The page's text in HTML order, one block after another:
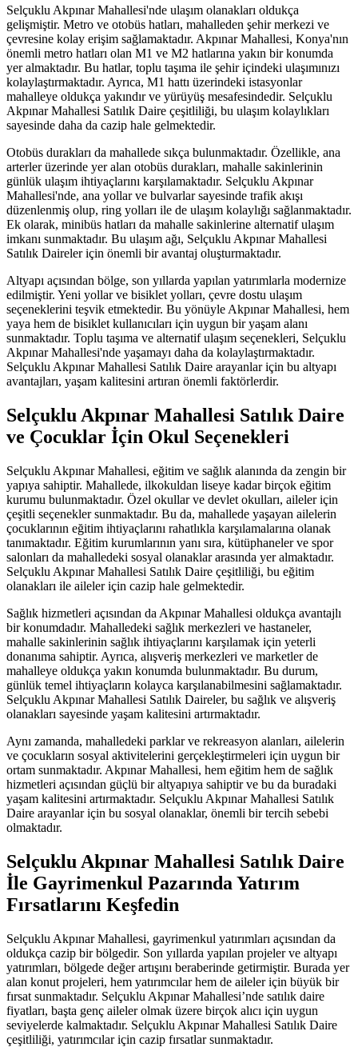
Selçuklu Akpınar Mahallesi'nde ulaşım olanakları oldukça
gelişmiştir. Metro ve otobüs hatları, mahalleden şehir merkezi ve
çevresine kolay erişim sağlamaktadır. Akpınar Mahallesi, Konya'nın
önemli metro hatları olan M1 ve M2 hatlarına yakın bir konumda
yer almaktadır. Bu hatlar, toplu taşıma ile şehir içindeki ulaşımınızı
kolaylaştırmaktadır. Ayrıca, M1 hattı üzerindeki istasyonlar
mahalleye oldukça yakındır ve yürüyüş mesafesindedir. Selçuklu
Akpınar Mahallesi Satılık Daire çeşitliliği, bu ulaşım kolaylıkları
sayesinde daha da cazip hale gelmektedir.
Otobüs durakları da mahallede sıkça bulunmaktadır. Özellikle, ana
arterler üzerinde yer alan otobüs durakları, mahalle sakinlerinin
günlük ulaşım ihtiyaçlarını karşılamaktadır. Selçuklu Akpınar
Mahallesi'nde, ana yollar ve bulvarlar sayesinde trafik akışı
düzenlenmiş olup, ring yolları ile de ulaşım kolaylığı sağlanmaktadır.
Ek olarak, minibüs hatları da mahalle sakinlerine alternatif ulaşım
imkanı sunmaktadır. Bu ulaşım ağı, Selçuklu Akpınar Mahallesi
Satılık Daireler için önemli bir avantaj oluşturmaktadır.
Altyapı açısından bölge, son yıllarda yapılan yatırımlarla modernize
edilmiştir. Yeni yollar ve bisiklet yolları, çevre dostu ulaşım
seçeneklerini teşvik etmektedir. Bu yönüyle Akpınar Mahallesi, hem
yaya hem de bisiklet kullanıcıları için uygun bir yaşam alanı
sunmaktadır. Toplu taşıma ve alternatif ulaşım seçenekleri, Selçuklu
Akpınar Mahallesi'nde yaşamayı daha da kolaylaştırmaktadır.
Selçuklu Akpınar Mahallesi Satılık Daire arayanlar için bu altyapı
avantajları, yaşam kalitesini artıran önemli faktörlerdir.
Selçuklu Akpınar Mahallesi Satılık Daire
ve Çocuklar İçin Okul Seçenekleri
Selçuklu Akpınar Mahallesi, eğitim ve sağlık alanında da zengin bir
yapıya sahiptir. Mahallede, ilkokuldan liseye kadar birçok eğitim
kurumu bulunmaktadır. Özel okullar ve devlet okulları, aileler için
çeşitli seçenekler sunmaktadır. Bu da, mahallede yaşayan ailelerin
çocuklarının eğitim ihtiyaçlarını rahatlıkla karşılamalarına olanak
tanımaktadır. Eğitim kurumlarının yanı sıra, kütüphaneler ve spor
salonları da mahalledeki sosyal olanaklar arasında yer almaktadır.
Selçuklu Akpınar Mahallesi Satılık Daire çeşitliliği, bu eğitim
olanakları ile aileler için cazip hale gelmektedir.
Sağlık hizmetleri açısından da Akpınar Mahallesi oldukça avantajlı
bir konumdadır. Mahalledeki sağlık merkezleri ve hastaneler,
mahalle sakinlerinin sağlık ihtiyaçlarını karşılamak için yeterli
donanıma sahiptir. Ayrıca, alışveriş merkezleri ve marketler de
mahalleye oldukça yakın konumda bulunmaktadır. Bu durum,
günlük temel ihtiyaçların kolayca karşılanabilmesini sağlamaktadır.
Selçuklu Akpınar Mahallesi Satılık Daireler, bu sağlık ve alışveriş
olanakları sayesinde yaşam kalitesini artırmaktadır.
Aynı zamanda, mahalledeki parklar ve rekreasyon alanları, ailelerin
ve çocukların sosyal aktivitelerini gerçekleştirmeleri için uygun bir
ortam sunmaktadır. Akpınar Mahallesi, hem eğitim hem de sağlık
hizmetleri açısından güçlü bir altyapıya sahiptir ve bu da buradaki
yaşam kalitesini artırmaktadır. Selçuklu Akpınar Mahallesi Satılık
Daire arayanlar için bu sosyal olanaklar, önemli bir tercih sebebi
olmaktadır.
Selçuklu Akpınar Mahallesi Satılık Daire
İle Gayrimenkul Pazarında Yatırım
Fırsatlarını Keşfedin
Selçuklu Akpınar Mahallesi, gayrimenkul yatırımları açısından da
oldukça cazip bir bölgedir. Son yıllarda yapılan projeler ve altyapı
yatırımları, bölgede değer artışını beraberinde getirmiştir. Burada yer
alan konut projeleri, hem yatırımcılar hem de aileler için büyük bir
fırsat sunmaktadır. Selçuklu Akpınar Mahallesi’nde satılık daire
fiyatları, başta genç aileler olmak üzere birçok alıcı için uygun
seviyelerde kalmaktadır. Selçuklu Akpınar Mahallesi Satılık Daire
çeşitliliği, yatırımcılar için cazip fırsatlar sunmaktadır.